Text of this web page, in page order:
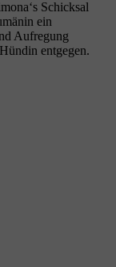
Schicksal
ein
Aufregung
entgegen.